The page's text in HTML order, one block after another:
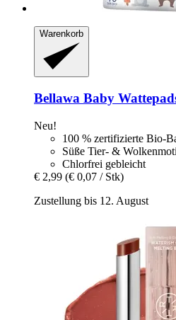
Warenkorb
Bellawa Baby
Neu!
100 % zertifizierte Bio-
Süße Tier- &
Chlorfrei gebleicht
€ 2,99 (€ 0,07 / Stk)
Zustellung bis 12. August